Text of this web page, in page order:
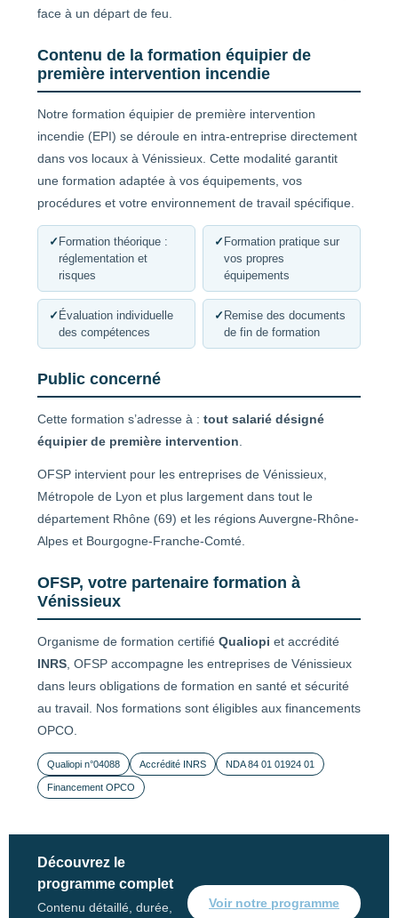
face à un départ de feu.
Contenu de la formation équipier de
première intervention incendie
Notre formation équipier de première intervention
incendie (EPI) se déroule en intra-entreprise directement
dans vos locaux à Vénissieux. Cette modalité garantit
une formation adaptée à vos équipements, vos
procédures et votre environnement de travail spécifique.
✓ Formation théorique :
réglementation et
risques
✓ Formation pratique sur
vos propres
équipements
✓ Évaluation individuelle
des compétences
✓ Remise des documents
de fin de formation
Public concerné
Cette formation s’adresse à : tout salarié désigné
équipier de première intervention
OFSP intervient pour les entreprises de Vénissieux,
Métropole de Lyon et plus largement dans tout le
département Rhône (69) et les régions Auvergne-Rhône-
Alpes et Bourgogne-Franche-Comté.
OFSP, votre partenaire formation à
Vénissieux
Organisme de formation certifié Qualiopi et accrédité
INRS , OFSP accompagne les entreprises de Vénissieux
dans leurs obligations de formation en santé et sécurité
au travail. Nos formations sont éligibles aux financements
OPCO.
Qualiopi n°04088 Accrédité INRS NDA 84 01 01924 01
Financement OPCO
Découvrez le
programme complet
Contenu détaillé, durée,
Voir notre programme